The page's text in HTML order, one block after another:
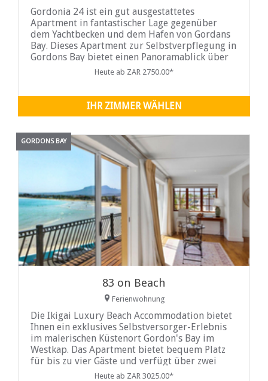
Gordonia 24 ist ein gut ausgestattetes
Apartment in fantastischer Lage gegenüber
dem Yachtbecken und dem Hafen von Gordans
Bay. Dieses Apartment zur Selbstverpflegung in
Gordons Bay bietet einen Panoramablick über
die False Bay und den Tafelberg mit herrlichem
Heute ab ZAR 2750.00*
IHR ZIMMER WÄHLEN
GORDONS BAY
83 on Beach
Ferienwohnung
Die Ikigai Luxury Beach Accommodation bietet
Ihnen ein exklusives Selbstversorger-Erlebnis
im malerischen Küstenort Gordon's Bay im
Westkap. Das Apartment bietet bequem Platz
für bis zu vier Gäste und verfügt über zwei
geschmackvoll eingerichtete Schlafzimmer mit
Heute ab ZAR 3025.00*